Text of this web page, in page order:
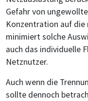
Gefahr von
Konzentration auf die
minimiert solche
auch das individuelle
Netznutzer.
Auch wenn die
sollte dennoch